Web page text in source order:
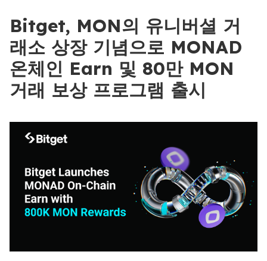
Bitget, MON의 유니버셜 거
래소 상장 기념으로 MONAD
온체인 Earn 및 80만 MON
거래 보상 프로그램 출시